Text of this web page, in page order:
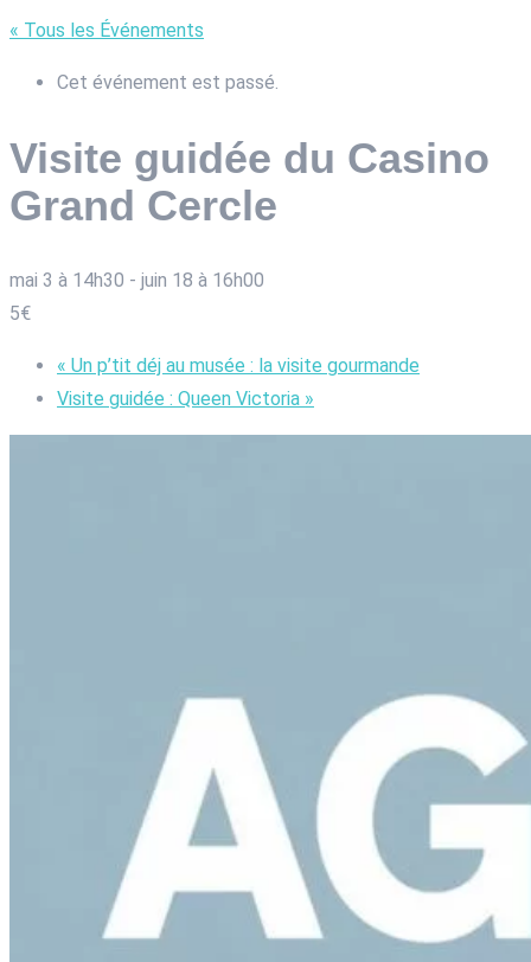
« Tous les Événements
Cet événement est passé.
Visite guidée du Casino
Grand Cercle
mai 3 à 14h30 - juin 18 à 16h00
5€
« Un p’tit déj au musée : la visite gourmande
Visite guidée : Queen Victoria »